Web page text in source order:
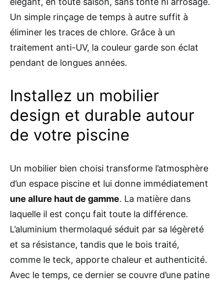
Un simple rinçage de temps à autre suffit à
éliminer les traces de chlore. Grâce à un
traitement anti-UV, la couleur garde son éclat
pendant de longues années.
Installez un mobilier
design et durable autour
de votre piscine
Un mobilier bien choisi transforme l’atmosphère
d’un espace piscine et lui donne immédiatement
une allure haut de gamme. La matière dans
laquelle il est conçu fait toute la différence.
L’aluminium thermolaqué séduit par sa légèreté
et sa résistance, tandis que le bois traité,
comme le teck, apporte chaleur et authenticité.
Avec le temps, ce dernier se couvre d’une patine